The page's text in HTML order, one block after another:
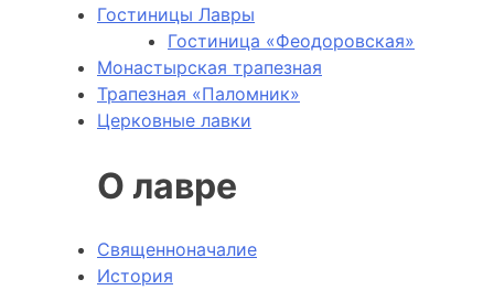
Гостиницы Лавры
Гостиница «Феодоровская»
Монастырская трапезная
Трапезная «Паломник»
Церковные лавки
О лавре
Священноначалие
История